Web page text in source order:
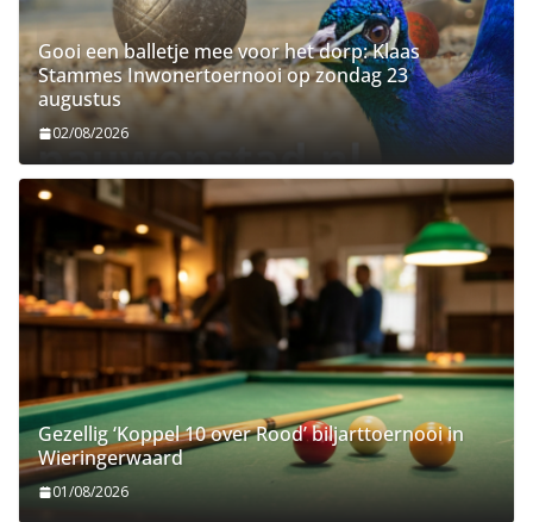
Gooi een balletje mee voor het dorp: Klaas
Stammes Inwonertoernooi op zondag 23
augustus
02/08/2026
Gezellig ‘Koppel 10 over Rood’ biljarttoernooi in
Wieringerwaard
01/08/2026